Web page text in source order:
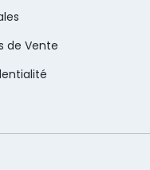
de Vente